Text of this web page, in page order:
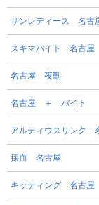
サンレディース 名古
スキマバイト 名古屋
名古屋 夜勤
名古屋 ＋ バイト
アルティウスリンク
採血 名古屋
キッティング 名古屋